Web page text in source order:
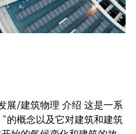
/建筑物理 介绍 这是一系
的概念以及它对建筑和建筑